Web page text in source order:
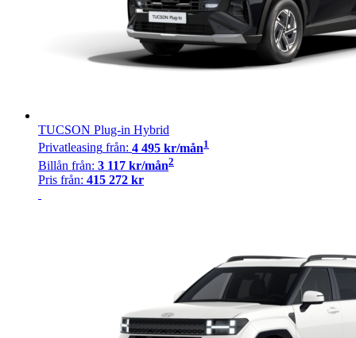
TUCSON Plug-in Hybrid
Privatleasing från: 4 495 kr/mån1
Billån från: 3 117 kr/mån2
Pris från: 415 272 kr